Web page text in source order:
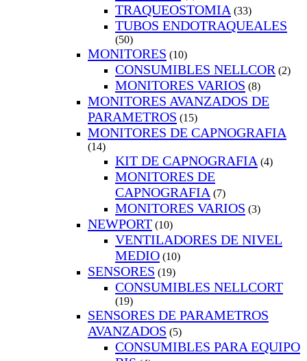
TRAQUEOSTOMIA (33)
TUBOS ENDOTRAQUEALES
(50)
MONITORES (10)
CONSUMIBLES NELLCOR (2)
MONITORES VARIOS (8)
MONITORES AVANZADOS DE
PARAMETROS (15)
MONITORES DE CAPNOGRAFIA
(14)
KIT DE CAPNOGRAFIA (4)
MONITORES DE
CAPNOGRAFIA (7)
MONITORES VARIOS (3)
NEWPORT (10)
VENTILADORES DE NIVEL
MEDIO (10)
SENSORES (19)
CONSUMIBLES NELLCORT
(19)
SENSORES DE PARAMETROS
AVANZADOS (5)
CONSUMIBLES PARA EQUIPO